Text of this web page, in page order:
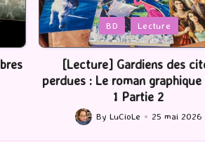
Posted
BD Lecture
[Lecture] Gardiens des cités
perdues : Le roman graphique Tome
1 Partie 2
by
LuCioLe 25 mai 2026